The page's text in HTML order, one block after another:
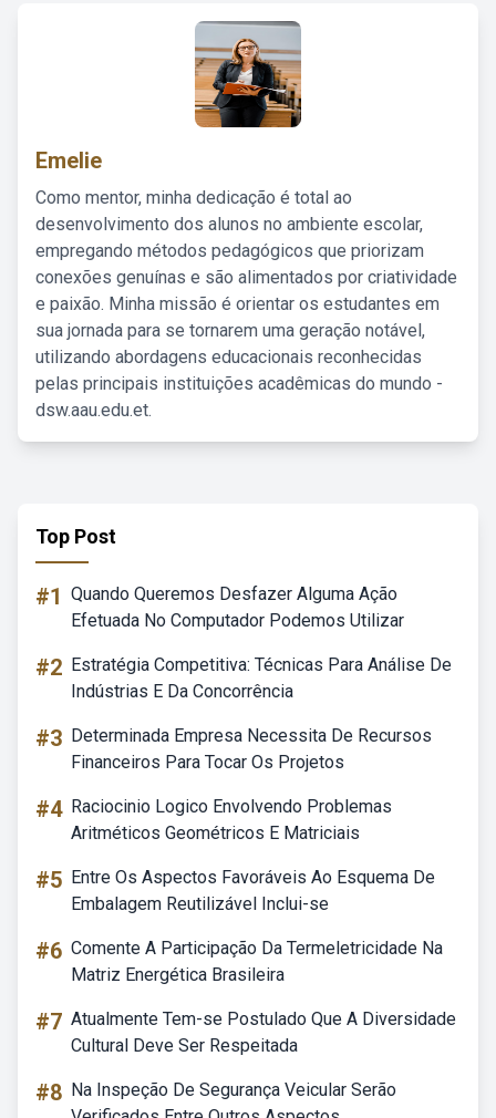
Emelie
Como mentor, minha dedicação é total ao
desenvolvimento dos alunos no ambiente escolar,
empregando métodos pedagógicos que priorizam
conexões genuínas e são alimentados por criatividade
e paixão. Minha missão é orientar os estudantes em
sua jornada para se tornarem uma geração notável,
utilizando abordagens educacionais reconhecidas
pelas principais instituições acadêmicas do mundo -
dsw.aau.edu.et.
Top Post
#1 Quando Queremos Desfazer Alguma Ação
Efetuada No Computador Podemos Utilizar
#2 Estratégia Competitiva: Técnicas Para Análise De
Indústrias E Da Concorrência
#3 Determinada Empresa Necessita De Recursos
Financeiros Para Tocar Os Projetos
#4 Raciocinio Logico Envolvendo Problemas
Aritméticos Geométricos E Matriciais
#5 Entre Os Aspectos Favoráveis Ao Esquema De
Embalagem Reutilizável Inclui-se
#6 Comente A Participação Da Termeletricidade Na
Matriz Energética Brasileira
#7 Atualmente Tem-se Postulado Que A Diversidade
Cultural Deve Ser Respeitada
#8 Na Inspeção De Segurança Veicular Serão